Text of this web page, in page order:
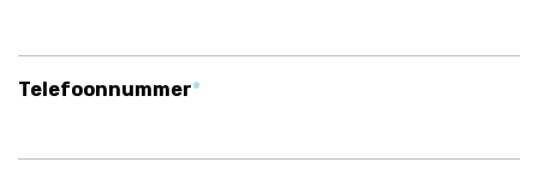
Telefoonnummer